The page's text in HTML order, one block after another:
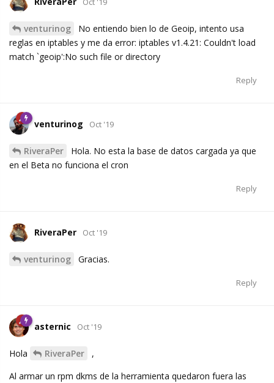
venturinog
No entiendo bien lo de Geoip, intento usa
reglas en iptables y me da error: iptables v1.4.21: Couldn't load
match `geoip':No such file or directory
Reply
venturinog Oct '19
RiveraPer
Hola. No esta la base de datos cargada ya que
en el Beta no funciona el cron
Reply
RiveraPer Oct '19
venturinog Gracias.
Reply
asternic Oct '19
Hola RiveraPer
,
Al armar un rpm dkms de la herramienta quedaron fuera las